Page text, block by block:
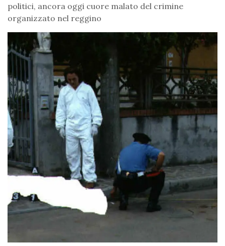
politici, ancora oggi cuore malato del crimine
organizzato nel reggino